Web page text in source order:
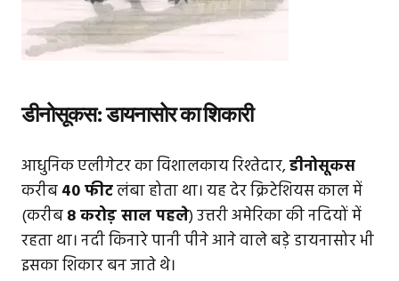
डीनोसूकस: डायनासोर का शिकारी
आधुनिक एलीगेटर का विशालकाय रिश्तेदार,डीनोसूकस
करीब40 फीटलंबा होता था। यह देर क्रिटेशियस काल में
(करीब8 करोड़ साल पहले) उत्तरी अमेरिका की नदियों में
रहता था। नदी किनारे पानी पीने आने वाले बड़े डायनासोर भी
इसका शिकार बन जाते थे।